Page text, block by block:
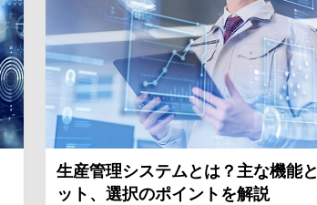
生産管理システムとは？主な機能
ット、選択のポイントを解説